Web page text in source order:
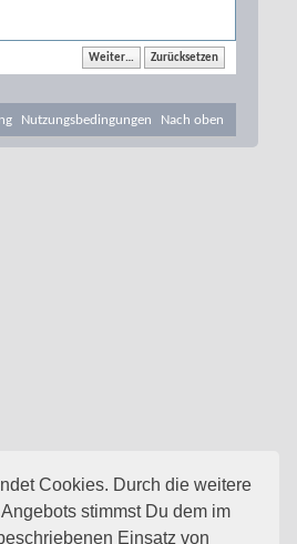
Cookies. Durch die weitere
stimmst Du dem im
Einsatz von
Nutzungsbedingungen Nach oben